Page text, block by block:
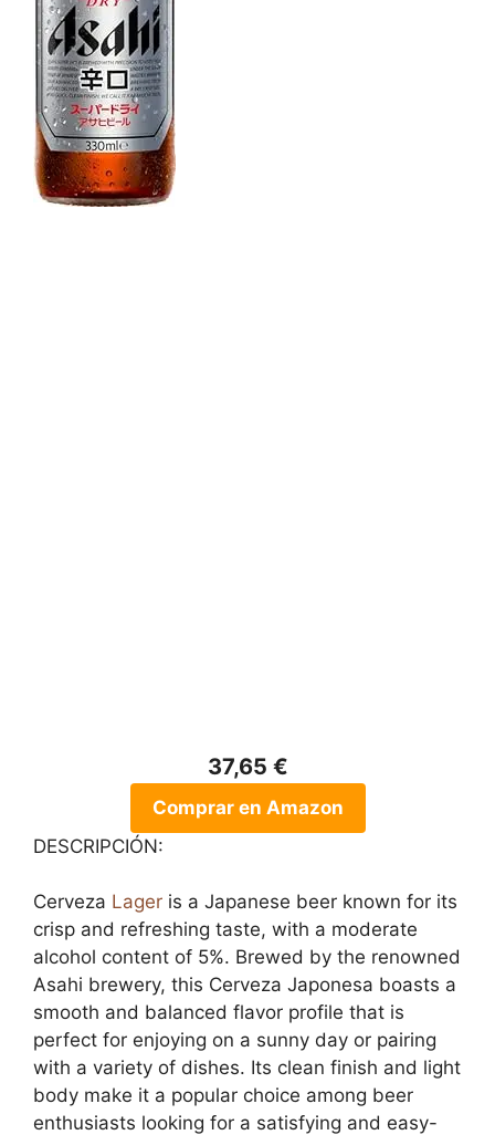
37,65 €
Comprar en Amazon
DESCRIPCIÓN:
Cerveza Lager is a Japanese beer known for its
crisp and refreshing taste, with a moderate
alcohol content of 5%. Brewed by the renowned
Asahi brewery, this Cerveza Japonesa boasts a
smooth and balanced flavor profile that is
perfect for enjoying on a sunny day or pairing
with a variety of dishes. Its clean finish and light
body make it a popular choice among beer
enthusiasts looking for a satisfying and easy-